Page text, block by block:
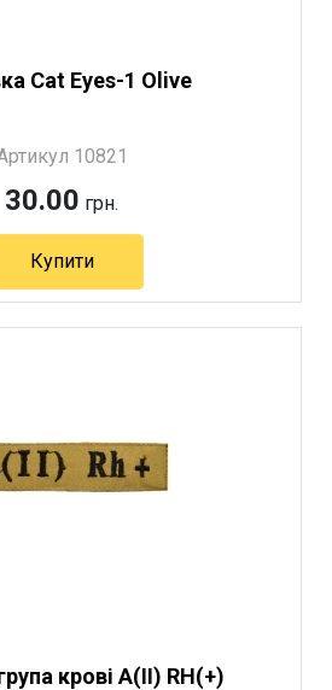
Cat Eyes-1 Olive
10821
30.00 грн.
Купити
крові A(II) RH(+)